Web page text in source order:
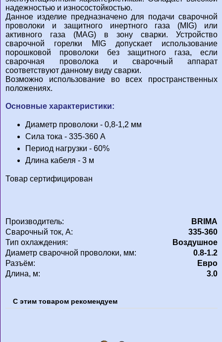
надежностью и износостойкостью.
Данное изделие предназначено для подачи сварочной
проволоки и защитного инертного газа (MIG) или
активного газа (MAG) в зону сварки. Устройство
сварочной горелки MIG допускает использование
порошковой проволоки без защитного газа, если
сварочная проволока и сварочный аппарат
соответствуют данному виду сварки.
Возможно использование во всех пространственных
положениях.
Основные характеристики:
Диаметр проволоки - 0,8-1,2 мм
Сила тока - 335-360 А
Период нагрузки - 60%
Длина кабеля - 3 м
Товар сертифицирован
Производитель:
BRIMA
Сварочный ток, А:
335-360
Тип охлаждения:
Воздушное
Диаметр сварочной проволоки, мм:
0.8-1.2
Разъём:
Евро
Длина, м:
3.0
С этим товаром рекомендуем